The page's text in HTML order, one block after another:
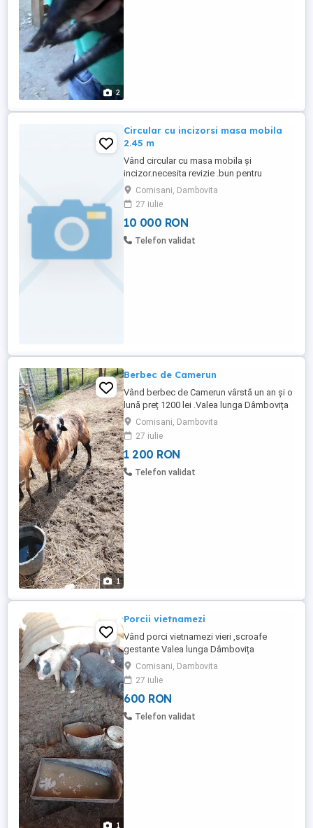
2
Circular cu incizorsi masa mobila
2.45 m
Vând circular cu masa mobila și
incizor.necesita revizie .bun pentru
formatizat . Se poate vedea in Lazuri
Dâmbovița motor nou 4 kw.masa mobila
2.45 m
Comisani, Dambovita
27 iulie
10 000 RON
Telefon validat
1
Berbec de Camerun
Vând berbec de Camerun vârstă un an și o
lună preț 1200 lei .Valea lunga Dâmbovița
Comisani, Dambovita
27 iulie
1 200 RON
Telefon validat
1
Porcii vietnamezi
Vând porci vietnamezi vieri ,scroafe
gestante Valea lunga Dâmbovița
Comisani, Dambovita
27 iulie
600 RON
Telefon validat